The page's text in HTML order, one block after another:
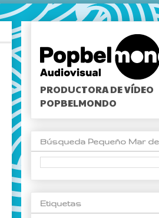
PRODUCTORA DE VÍDEO
POPBELMONDO
Búsqueda Pequeño Mar
Etiquetas